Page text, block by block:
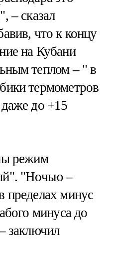
– сказал
что к концу
на Кубани
теплом – " в
термометров
даже до +15
режим
"Ночью –
пределах минус
минуса до
заключил